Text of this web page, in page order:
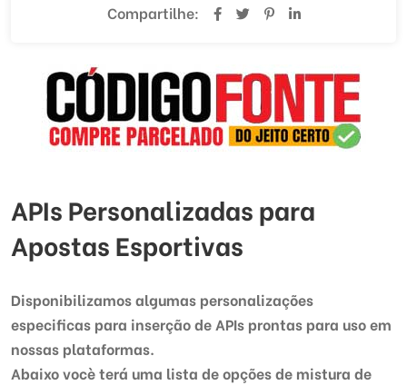
Compartilhe:
APIs Personalizadas para
Apostas Esportivas
Disponibilizamos algumas personalizações
especificas para inserção de APIs prontas para uso em
nossas plataformas.
Abaixo vocè terá uma lista de opções de mistura de